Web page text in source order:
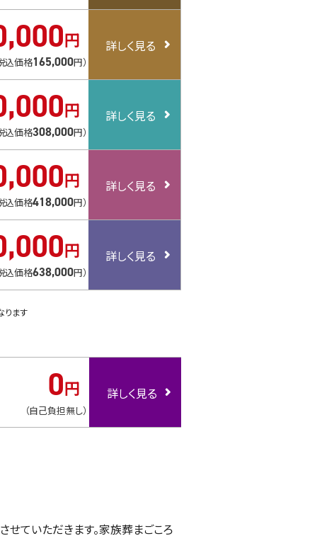
,000円
込価格165,000円）
,000円
込価格308,000円）
,000円
込価格418,000円）
,000円
込価格638,000円）
ります
0円
（自己負担無し）
せていただきます。家族葬まごころ